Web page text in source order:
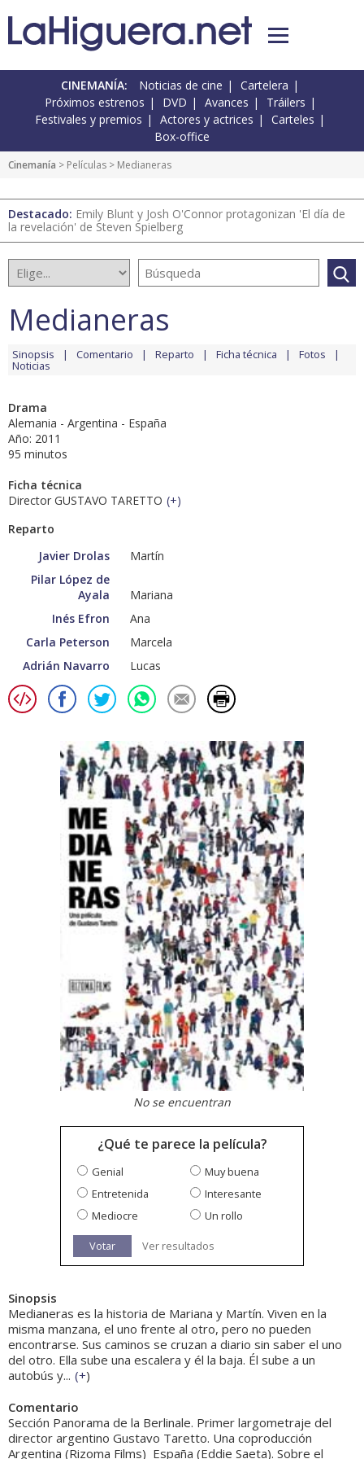
CINEMANÍA: Noticias de cine
Cartelera
Próximos estrenos
DVD Avances
Tráilers
Festivales y premios
Actores y actrices
Carteles
Box-office
Cinemanía > Películas > Medianeras
Destacado: Emily Blunt y Josh O'Connor protagonizan 'El día de
la revelación' de Steven Spielberg
Medianeras
Sinopsis Comentario Reparto Ficha técnica Fotos
Noticias
Drama
Alemania - Argentina - España
Año: 2011
95 minutos
Ficha técnica
Director GUSTAVO TARETTO (+)
Reparto
Javier Drolas
Martín
Pilar López de
Ayala
Mariana
Inés Efron
Ana
Carla Peterson
Marcela
Adrián Navarro
Lucas
No se encuentran
¿Qué te parece la película?
Genial
Muy buena
Entretenida
Interesante
Mediocre
Un rollo
Votar Ver resultados
Sinopsis
Medianeras es la historia de Mariana y Martín. Viven en la
misma manzana, el uno frente al otro, pero no pueden
encontrarse. Sus caminos se cruzan a diario sin saber el uno
del otro. Ella sube una escalera y él la baja. Él sube a un
autobús y... (+)
Comentario
Sección Panorama de la Berlinale. Primer largometraje del
director argentino Gustavo Taretto. Una coproducción
Argentina (Rizoma Films)  España (Eddie Saeta). Sobre el